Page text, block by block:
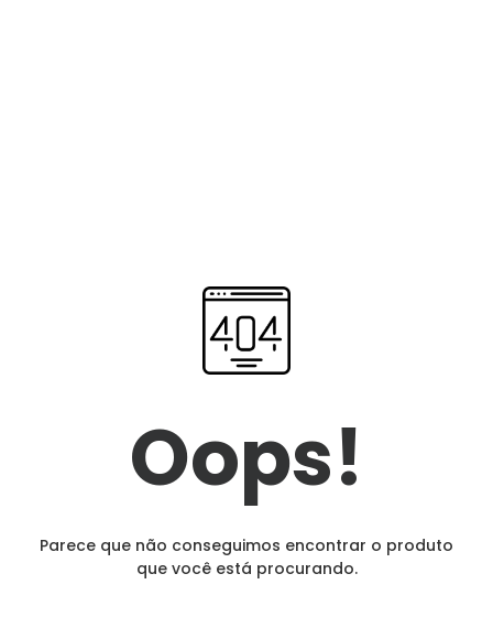
Oops!
Parece que não conseguimos encontrar o produto
que você está procurando.